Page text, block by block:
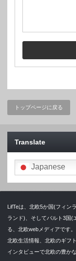
トップページに戻る
Translate
Japanese
LifTeは、北欧5か国(フィン
ランド)、そしてバルト3国(
る、北欧webメディアです。
北欧生活情報、北欧のギフ
インタビューで北欧の豊か